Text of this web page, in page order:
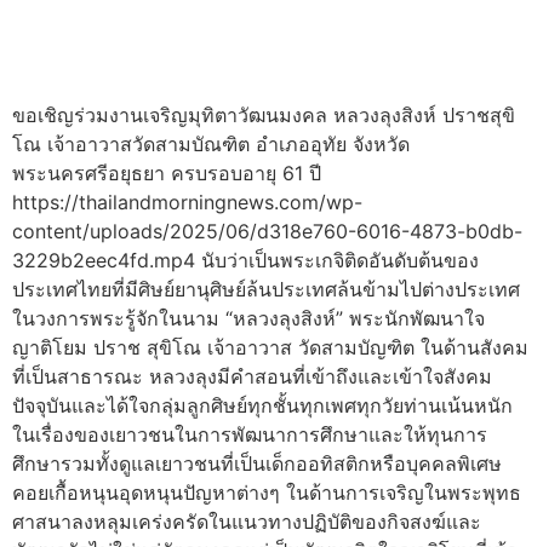
ขอเชิญร่วมงานเจริญมุทิตาวัฒนมงคล หลวงลุงสิงห์ ปราชสุขิ
โณ เจ้าอาวาสวัดสามบัณฑิต อำเภออุทัย จังหวัด
พระนครศรีอยุธยา ครบรอบอายุ 61 ปี
https://thailandmorningnews.com/wp-
content/uploads/2025/06/d318e760-6016-4873-b0db-
3229b2eec4fd.mp4 นับว่าเป็นพระเกจิติดอันดับต้นของ
ประเทศไทยที่มีศิษย์ยานุศิษย์ล้นประเทศล้นข้ามไปต่างประเทศ
ในวงการพระรู้จักในนาม “หลวงลุงสิงห์” พระนักพัฒนาใจ
ญาติโยม ปราช สุขิโณ เจ้าอาวาส วัดสามบัญฑิต ในด้านสังคม
ที่เป็นสาธารณะ หลวงลุงมีคำสอนที่เข้าถึงและเข้าใจสังคม
ปัจจุบันและได้ใจกลุ่มลูกศิษย์ทุกชั้นทุกเพศทุกวัยท่านเน้นหนัก
ในเรื่องของเยาวชนในการพัฒนาการศึกษาและให้ทุนการ
ศึกษารวมทั้งดูแลเยาวชนที่เป็นเด็กออทิสติกหรือบุคคลพิเศษ
คอยเกื้อหนุนอุดหนุนปัญหาต่างๆ ในด้านการเจริญในพระพุทธ
ศาสนาลงหลุมเคร่งครัดในแนวทางปฏิบัติของกิจสงฆ์และ